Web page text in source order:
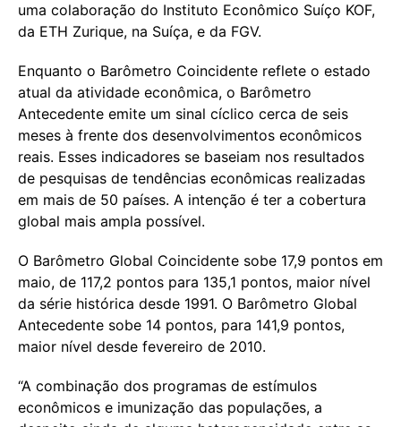
uma colaboração do Instituto Econômico Suíço KOF,
da ETH Zurique, na Suíça, e da FGV.
Enquanto o Barômetro Coincidente reflete o estado
atual da atividade econômica, o Barômetro
Antecedente emite um sinal cíclico cerca de seis
meses à frente dos desenvolvimentos econômicos
reais. Esses indicadores se baseiam nos resultados
de pesquisas de tendências econômicas realizadas
em mais de 50 países. A intenção é ter a cobertura
global mais ampla possível.
O Barômetro Global Coincidente sobe 17,9 pontos em
maio, de 117,2 pontos para 135,1 pontos, maior nível
da série histórica desde 1991. O Barômetro Global
Antecedente sobe 14 pontos, para 141,9 pontos,
maior nível desde fevereiro de 2010.
“A combinação dos programas de estímulos
econômicos e imunização das populações, a